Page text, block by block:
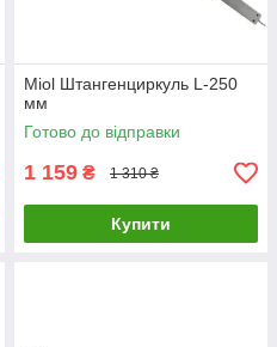
Miol Штангенциркуль L-250
мм
Готово до відправки
1 159 ₴ 1 310 ₴
Купити